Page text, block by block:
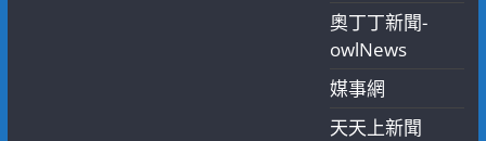
奧丁丁新聞-
owlNews
媒事網
天天上新聞